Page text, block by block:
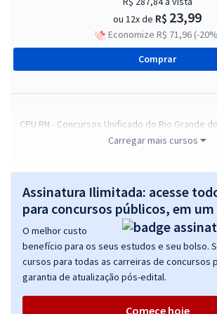
ou 12x de R$ 23,99
Economize R$ 71,96 (-
Comprar
CPU RN - Concursos Unificado do Rio Grande
Assistente Técnico
24,65
Economize R$ 73,96 (-
Comprar
CPU RN - Concursos Unificado do Rio Grande
Analista de Trânsito -
Carregar mais cursos
Assinatura Ilimitada: acesse
para concursos públicos, em
O melhor custo
benefício para os seus estudos e seu bolso.
cursos para todas as carreiras de concursos
garantia de atualização pós-edital.
Comece hoje